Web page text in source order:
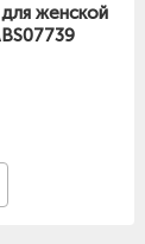
женской